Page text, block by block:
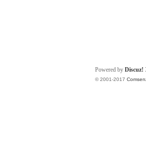
Powered by Discuz!
© 2001-2017